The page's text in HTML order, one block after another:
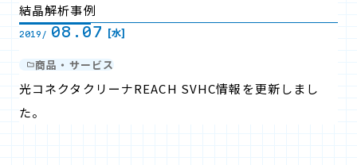
結晶解析事例
2019/ 08.07 [水]
商品・サービス
光コネクタクリーナREACH SVHC情報を更新しまし
た。